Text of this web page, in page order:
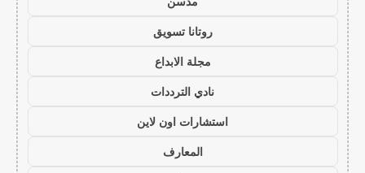
روتانا تسويق
مجلة الابداع
نادي الترددات
استشارات اون لاين
المعارف